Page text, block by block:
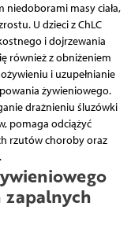
niedoborami masy ciała,
U dzieci z ChLC
i dojrzewania
również z obniżeniem
i uzupełnianie
żywieniowego.
drażnieniu śluzówki
pomaga odciążyć
rzutów choroby oraz
zapalnych